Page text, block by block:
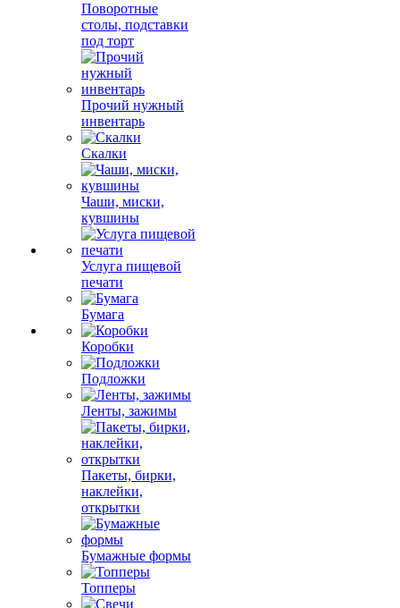
Поворотные
столы, подставки
под торт
Прочий нужный
инвентарь
Скалки
Чаши, миски,
кувшины
Услуга пищевой
печати
Бумага
Коробки
Подложки
Ленты, зажимы
Пакеты, бирки,
наклейки,
открытки
Бумажные формы
Топперы